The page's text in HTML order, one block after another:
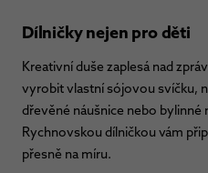
Dílničky nejen pro děti
Kreativní duše zaplesá nad
vyrobit vlastní sójovou svíčku,
dřevěné náušnice nebo bylinné
Rychnovskou dílničkou vám
přesně na míru.